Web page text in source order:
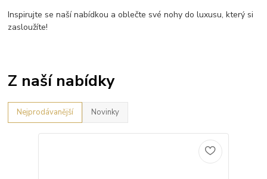
Inspirujte se naší nabídkou a oblečte své nohy do luxusu, který si
zasloužíte!
Z naší nabídky
Nejprodávanější Novinky